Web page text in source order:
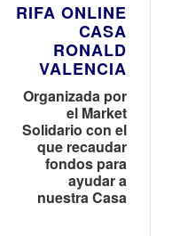
RIFA ONLINE
CASA
RONALD
VALENCIA
Organizada por
el Market
Solidario con el
que recaudar
fondos para
ayudar a
nuestra Casa